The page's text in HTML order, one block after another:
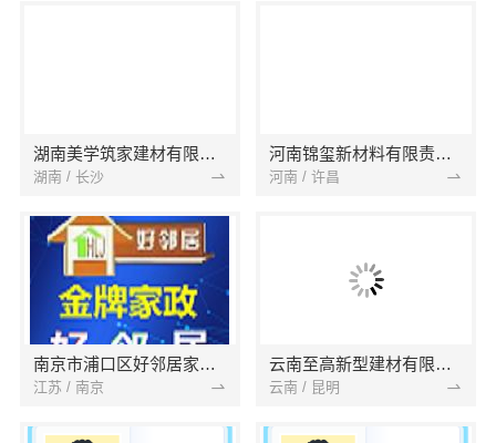
湖南美学筑家建材有限公司
湖南 / 长沙
河南锦玺新材料有限责任公司
河南 / 许昌
南京市浦口区好邻居家政服务中心
江苏 / 南京
云南至高新型建材有限公司
云南 / 昆明